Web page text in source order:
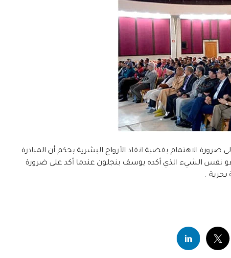
الاهتمام بقضية انقاد الأرواح البشرية بحكم أن المبادرة
نفس الشيء الذي أكده يوسف بنجلون عندما أكد على ضرورة
بحرية .